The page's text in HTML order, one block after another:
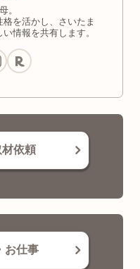
。
を活かし、さいたま
情報を共有します。
依頼
お仕事